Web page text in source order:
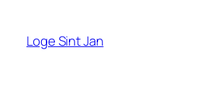
Loge Sint Jan